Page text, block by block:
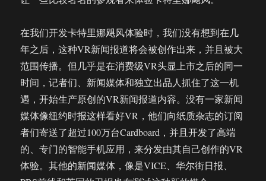
在我们开发卡特里娜飓风体验时，我们没有想到在几
年之后，这种VR新闻报道将会被创作出来，并且被大
范围传播。但几乎是在消费级VR头显上市之后的同一
时间，记者们、新闻媒体和独立出品人抓住了这一机
遇，开始生产原创的VR新闻报道内容。没有一家新闻
媒体像纽约时报这样看好VR，他们向纸质杂志的订阅
者们寄送了超过100万台Cardboard，并且开发了高端
的、专门的智能手机应用，来分发由其自己创作的VR
体验。其他的新闻媒体，像是VICE、华尔街日报、